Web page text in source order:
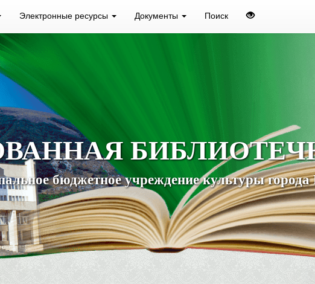
Электронные ресурсы Документы Поиск
бюджетное учреждение культуры города